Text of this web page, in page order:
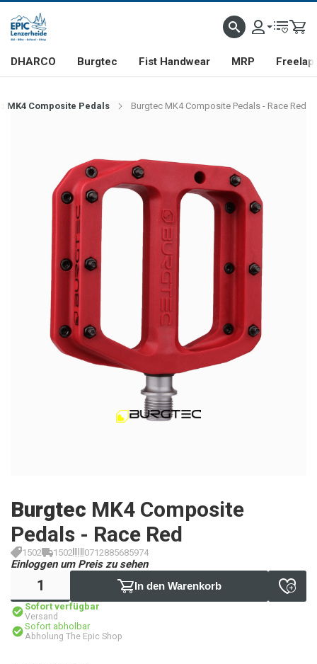
DHARCO Burgtec Fist Handwear MRP Freelap
MK4 Composite Pedals Burgtec MK4 Composite Pedals - Race Red
Burgtec MK4 Composite
Pedals - Race Red
1502 1502 0712885685974
Einloggen um Preis zu sehen
In den Warenkorb
Sofort verfügbar
Versand
Sofort abholbar
Abholung The Epic Shop